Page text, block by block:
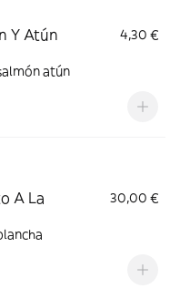
Y Atún
4,30 €
atún
A La
30,00 €